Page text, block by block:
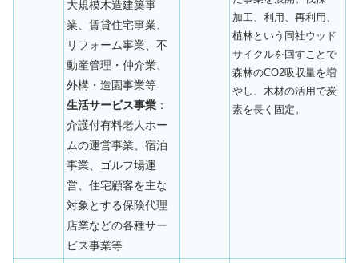
大規模木造建築事
業、賃貸住宅事業、
リフォーム事業、不
動産管理・仲介業、
外構・造園事業等
生活サービス事業 ：
介護付有料老人ホー
ムの運営事業、宿泊
事業、ゴルフ場運
営、住宅顧客を主な
対象とする保険代理
店業などの各種サー
ビス事業等
加工、利用、再利用、
植林という同社ウッド
サイクルを回すことで
森林のCO2吸収量を増
やし、木材の活用で炭
素を長く固定。